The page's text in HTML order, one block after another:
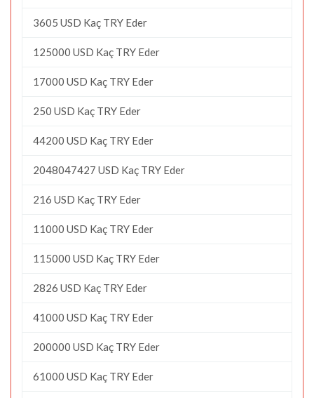
3605 USD Kaç TRY Eder
125000 USD Kaç TRY Eder
17000 USD Kaç TRY Eder
250 USD Kaç TRY Eder
44200 USD Kaç TRY Eder
2048047427 USD Kaç TRY Eder
216 USD Kaç TRY Eder
11000 USD Kaç TRY Eder
115000 USD Kaç TRY Eder
2826 USD Kaç TRY Eder
41000 USD Kaç TRY Eder
200000 USD Kaç TRY Eder
61000 USD Kaç TRY Eder